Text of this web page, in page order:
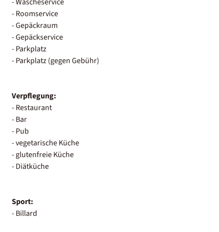
- Roomservice
- Gepäckraum
- Gepäckservice
- Parkplatz
- Parkplatz (gegen Gebühr)
Verpflegung:
- Restaurant
- Bar
- Pub
- vegetarische Küche
- glutenfreie Küche
- Diätküche
Sport:
- Billard